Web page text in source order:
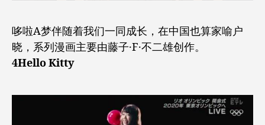
哆啦A梦伴随着我们一同成长，在中国也算家喻户
晓，系列漫画主要由藤子·F·不二雄创作。
4Hello Kitty